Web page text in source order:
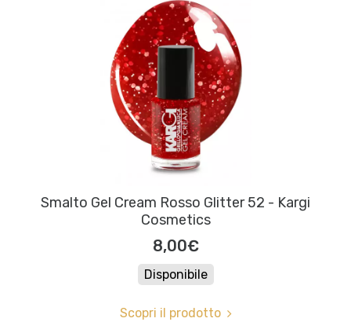
Smalto Gel Cream Rosso Glitter 52 - Kargi
Cosmetics
8,00€
Disponibile
Scopri il prodotto